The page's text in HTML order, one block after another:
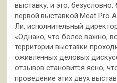
выставку, и это, безусловно,
первой выставкой Meat Pro
Ли, исполнительный
«Однако, что более важно,
территории выставки
оживленных деловых
отзывов становится ясно,
проведение этих двух